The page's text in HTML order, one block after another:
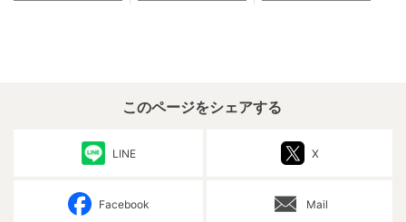
このページをシェアする
LINE X
Facebook Mail